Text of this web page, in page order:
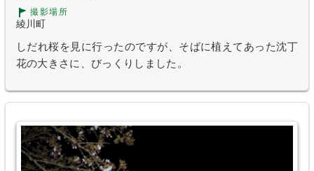
撮影場所
綾川町
しだれ桜を見に行ったのですが、そばに植えてあった沈丁
花の大きさに、びっくりしました。